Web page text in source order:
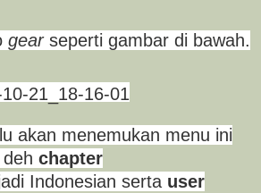
gear seperti gambar di bawah.
akan menemukan menu ini
chapter
Indonesian serta user